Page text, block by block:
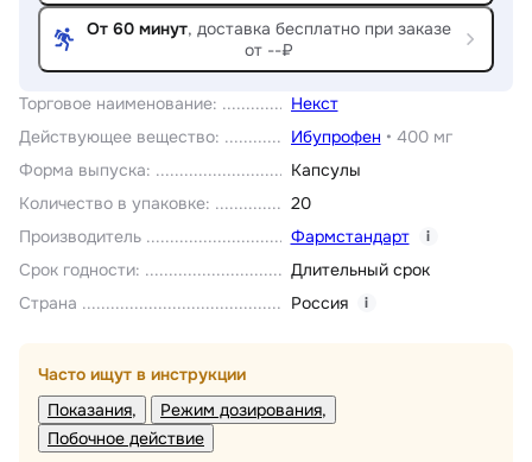
Торговое наименование:
Некст
Действующее вещество: Ибупрофен • 400 мг
Форма выпуска:
Капсулы
Количество в упаковке:
20
Производитель
Фармстандарт i
Срок годности:
Длительный срок
Страна
Россия i
Часто ищут в инструкции
Показания
Режим дозирования
Побочное действие
От 60 минут, доставка бесплатно при заказе
от --₽